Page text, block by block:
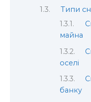
Типи
майна
оселі
банку